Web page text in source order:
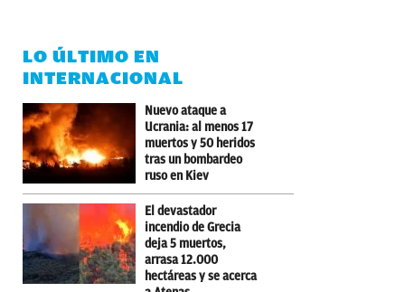
LO ÚLTIMO EN
INTERNACIONAL
Nuevo ataque a
Ucrania: al menos 17
muertos y 50 heridos
tras un bombardeo
ruso en Kiev
El devastador
incendio de Grecia
deja 5 muertos,
arrasa 12.000
hectáreas y se acerca